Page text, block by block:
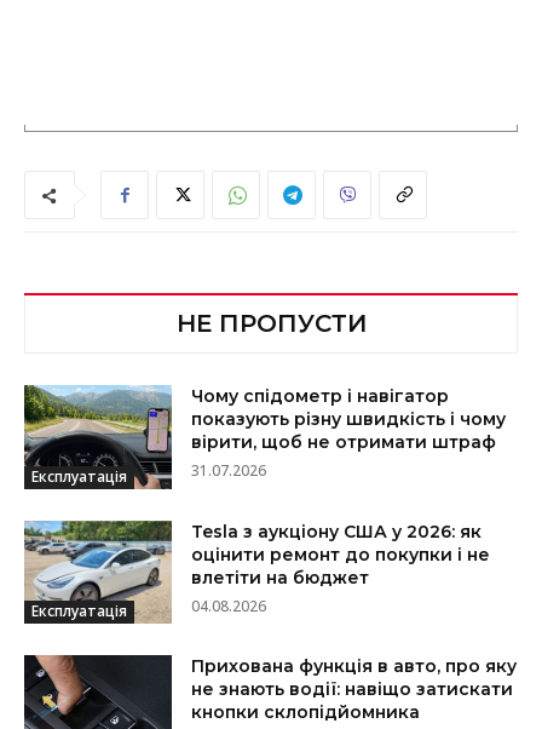
НЕ ПРОПУСТИ
Експлуатація
Чому спідометр і навігатор
показують різну швидкість і чому
вірити, щоб не отримати штраф
31.07.2026
Експлуатація
Tesla з аукціону США у 2026: як
оцінити ремонт до покупки і не
влетіти на бюджет
04.08.2026
Прихована функція в авто, про яку
не знають водії: навіщо затискати
кнопки склопідйомника